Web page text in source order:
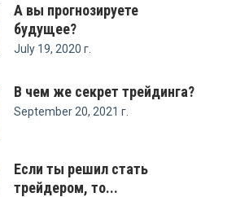
А вы прогнозируете
будущее?
July 19, 2020 г.
В чем же секрет трейдинга?
September 20, 2021 г.
Если ты решил стать
трейдером, то...